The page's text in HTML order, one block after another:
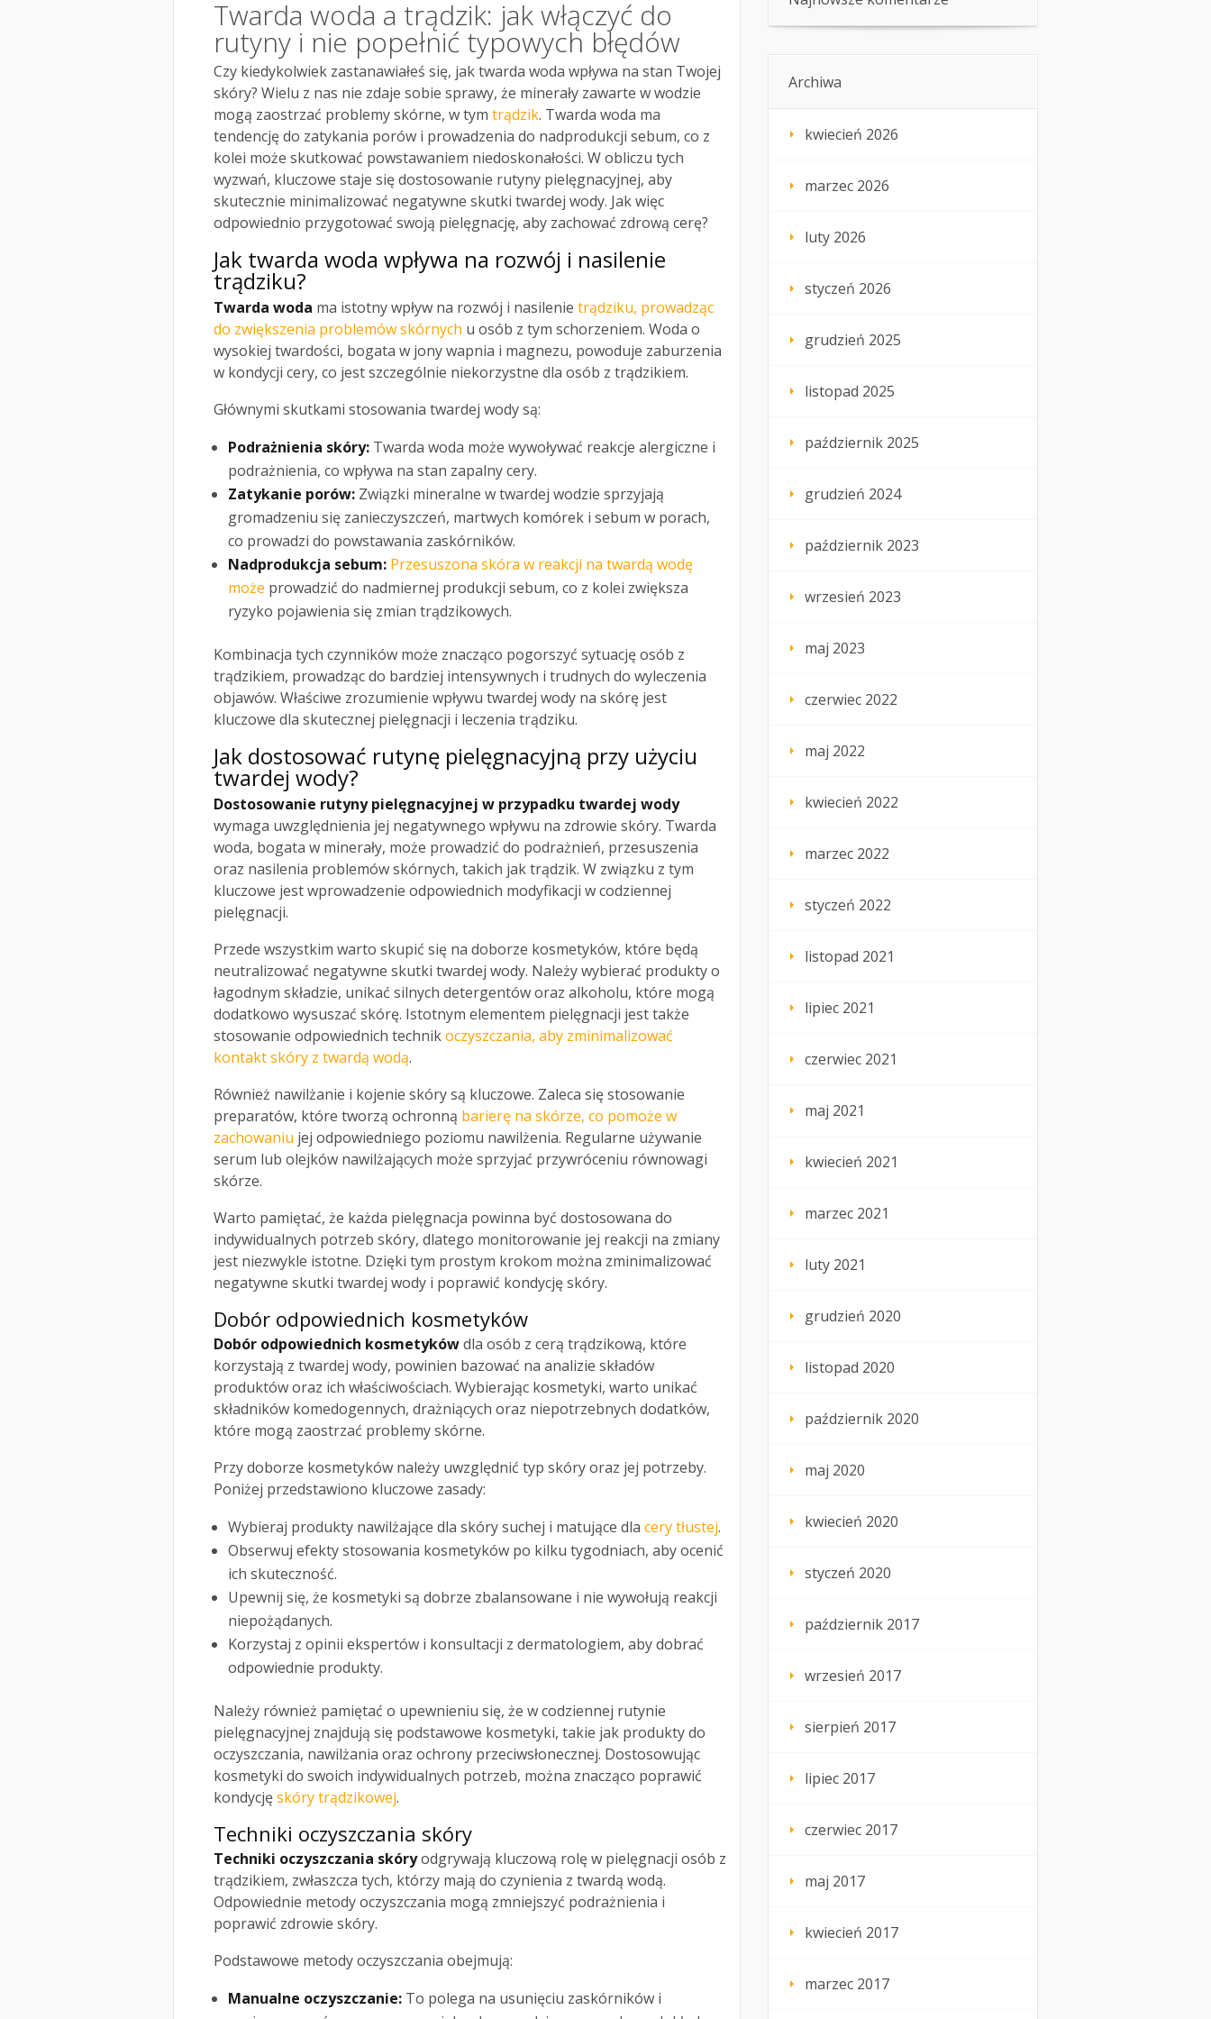
Twarda woda a trądzik: jak włączyć do
rutyny i nie popełnić typowych błędów
Czy kiedykolwiek zastanawiałeś się, jak twarda woda wpływa na stan Twojej
skóry? Wielu z nas nie zdaje sobie sprawy, że minerały zawarte w wodzie
mogą zaostrzać problemy skórne, w tym trądzik. Twarda woda ma
tendencję do zatykania porów i prowadzenia do nadprodukcji sebum, co z
kolei może skutkować powstawaniem niedoskonałości. W obliczu tych
wyzwań, kluczowe staje się dostosowanie rutyny pielęgnacyjnej, aby
skutecznie minimalizować negatywne skutki twardej wody. Jak więc
odpowiednio przygotować swoją pielęgnację, aby zachować zdrową cerę?
Jak twarda woda wpływa na rozwój i nasilenie
trądziku?
Twarda woda ma istotny wpływ na rozwój i nasilenie trądziku, prowadząc
do zwiększenia problemów skórnych u osób z tym schorzeniem. Woda o
wysokiej twardości, bogata w jony wapnia i magnezu, powoduje zaburzenia
w kondycji cery, co jest szczególnie niekorzystne dla osób z trądzikiem.
Głównymi skutkami stosowania twardej wody są:
Podrażnienia skóry: Twarda woda może wywoływać reakcje alergiczne i
podrażnienia, co wpływa na stan zapalny cery.
Zatykanie porów: Związki mineralne w twardej wodzie sprzyjają
gromadzeniu się zanieczyszczeń, martwych komórek i sebum w porach,
co prowadzi do powstawania zaskórników.
Nadprodukcja sebum: Przesuszona skóra w reakcji na twardą wodę
może prowadzić do nadmiernej produkcji sebum, co z kolei zwiększa
ryzyko pojawienia się zmian trądzikowych.
Kombinacja tych czynników może znacząco pogorszyć sytuację osób z
trądzikiem, prowadząc do bardziej intensywnych i trudnych do wyleczenia
objawów. Właściwe zrozumienie wpływu twardej wody na skórę jest
kluczowe dla skutecznej pielęgnacji i leczenia trądziku.
Jak dostosować rutynę pielęgnacyjną przy użyciu
twardej wody?
Dostosowanie rutyny pielęgnacyjnej w przypadku twardej wody
wymaga uwzględnienia jej negatywnego wpływu na zdrowie skóry. Twarda
woda, bogata w minerały, może prowadzić do podrażnień, przesuszenia
oraz nasilenia problemów skórnych, takich jak trądzik. W związku z tym
kluczowe jest wprowadzenie odpowiednich modyfikacji w codziennej
pielęgnacji.
Przede wszystkim warto skupić się na doborze kosmetyków, które będą
neutralizować negatywne skutki twardej wody. Należy wybierać produkty o
łagodnym składzie, unikać silnych detergentów oraz alkoholu, które mogą
dodatkowo wysuszać skórę. Istotnym elementem pielęgnacji jest także
stosowanie odpowiednich technikoczyszczania, aby zminimalizować
kontakt skóry z twardą wodą.
Również nawilżanie i kojenie skóry są kluczowe. Zaleca się stosowanie
preparatów, które tworzą ochronną barierę na skórze, co pomoże w
zachowaniu jej odpowiedniego poziomu nawilżenia. Regularne używanie
serum lub olejków nawilżających może sprzyjać przywróceniu równowagi
skórze.
Warto pamiętać, że każda pielęgnacja powinna być dostosowana do
indywidualnych potrzeb skóry, dlatego monitorowanie jej reakcji na zmiany
jest niezwykle istotne. Dzięki tym prostym krokom można zminimalizować
negatywne skutki twardej wody i poprawić kondycję skóry.
Dobór odpowiednich kosmetyków
Dobór odpowiednich kosmetykówdla osób z cerą trądzikową, które
korzystają z twardej wody, powinien bazować na analizie składów
produktów oraz ich właściwościach. Wybierając kosmetyki, warto unikać
składników komedogennych, drażniących oraz niepotrzebnych dodatków,
które mogą zaostrzać problemy skórne.
Przy doborze kosmetyków należy uwzględnić typ skóry oraz jej potrzeby.
Poniżej przedstawiono kluczowe zasady:
Wybieraj produkty nawilżające dla skóry suchej i matujące dla cery tłustej.
Obserwuj efekty stosowania kosmetyków po kilku tygodniach, aby ocenić
ich skuteczność.
Upewnij się, że kosmetyki są dobrze zbalansowane i nie wywołują reakcji
niepożądanych.
Korzystaj z opinii ekspertów i konsultacji z dermatologiem, aby dobrać
odpowiednie produkty.
Należy również pamiętać o upewnieniu się, że w codziennej rutynie
pielęgnacyjnej znajdują się podstawowe kosmetyki, takie jak produkty do
oczyszczania, nawilżania oraz ochrony przeciwsłonecznej. Dostosowując
kosmetyki do swoich indywidualnych potrzeb, można znacząco poprawić
kondycjęskóry trądzikowej.
Techniki oczyszczania skóry
Techniki oczyszczania skóryodgrywają kluczową rolę w pielęgnacji osób z
trądzikiem, zwłaszcza tych, którzy mają do czynienia z twardą wodą.
Odpowiednie metody oczyszczania mogą zmniejszyć podrażnienia i
poprawić zdrowie skóry.
Podstawowe metody oczyszczania obejmują:
Manualne oczyszczanie: To polega na usunięciu zaskórników i
Archiwa
kwiecień 2026
marzec 2026
luty 2026
styczeń 2026
grudzień 2025
listopad 2025
październik 2025
grudzień 2024
październik 2023
wrzesień 2023
maj 2023
czerwiec 2022
maj 2022
kwiecień 2022
marzec 2022
styczeń 2022
listopad 2021
lipiec 2021
czerwiec 2021
maj 2021
kwiecień 2021
marzec 2021
luty 2021
grudzień 2020
listopad 2020
październik 2020
maj 2020
kwiecień 2020
styczeń 2020
październik 2017
wrzesień 2017
sierpień 2017
lipiec 2017
czerwiec 2017
maj 2017
kwiecień 2017
marzec 2017